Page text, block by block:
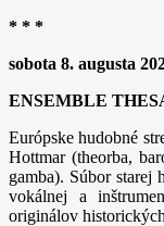
* * *
sobota 8. augusta
ENSEMBLE
Európske hudobné
Hottmar (theorba,
gamba). Súbor starej
vokálnej a
originálov